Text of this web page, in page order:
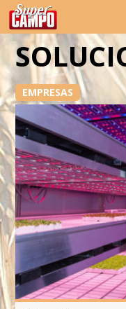
Temas de hoy
EMPRESAS